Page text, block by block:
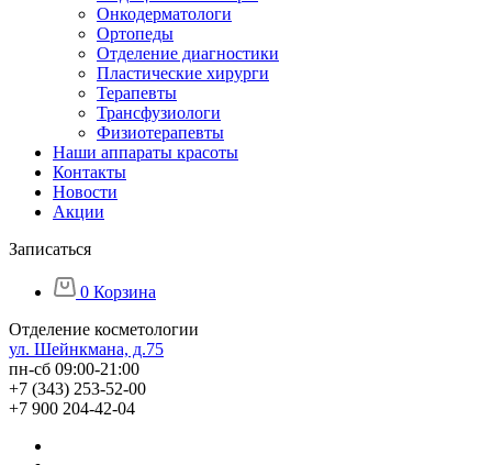
Онкодерматологи
Ортопеды
Отделение диагностики
Пластические хирурги
Терапевты
Трансфузиологи
Физиотерапевты
Наши аппараты красоты
Контакты
Новости
Акции
Записаться
0 Корзина
Отделение косметологии
ул. Шейнкмана, д.75
пн-сб 09:00-21:00
+7 (343) 253-52-00
+7 900 204-42-04